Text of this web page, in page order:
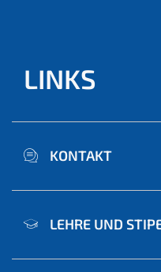
LINKS
KONTAKT
LEHRE UND